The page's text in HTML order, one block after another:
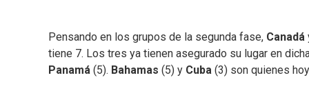
Pensando en los grupos de la segunda fase, Canadá
tiene 7. Los tres ya tienen asegurado su lugar en
Panamá (5). Bahamas (5) y Cuba (3) son quienes